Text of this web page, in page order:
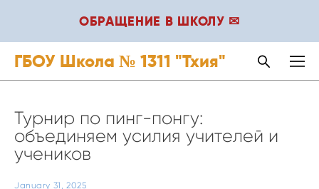
ОБРАЩЕНИЕ В ШКОЛУ ✉
ГБОУ Школа № 1311 "Тхия"
January 31, 2025
Турнир по пинг-понгу:
объединяем усилия учителей и
учеников